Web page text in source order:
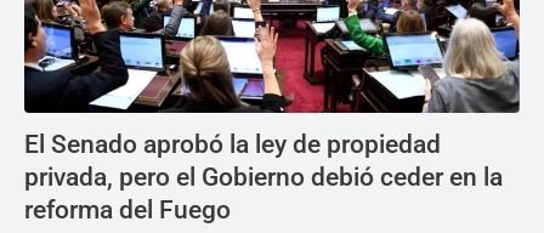
El Senado aprobó la ley de propiedad
privada, pero el Gobierno debió ceder en la
reforma del Fuego